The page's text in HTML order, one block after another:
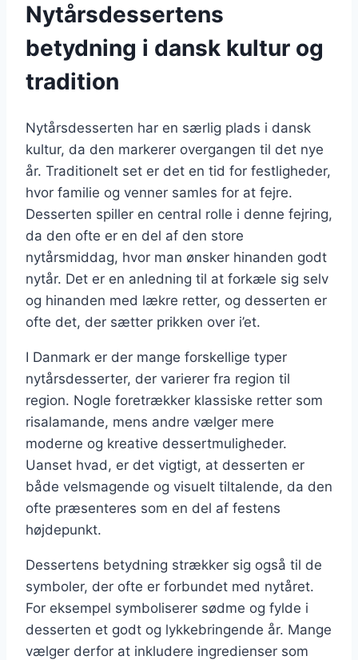
Nytårsdessertens
betydning i dansk kultur og
tradition
Nytårsdesserten har en særlig plads i dansk
kultur, da den markerer overgangen til det nye
år. Traditionelt set er det en tid for festligheder,
hvor familie og venner samles for at fejre.
Desserten spiller en central rolle i denne fejring,
da den ofte er en del af den store
nytårsmiddag, hvor man ønsker hinanden godt
nytår. Det er en anledning til at forkæle sig selv
og hinanden med lækre retter, og desserten er
ofte det, der sætter prikken over i’et.
I Danmark er der mange forskellige typer
nytårsdesserter, der varierer fra region til
region. Nogle foretrækker klassiske retter som
risalamande, mens andre vælger mere
moderne og kreative dessertmuligheder.
Uanset hvad, er det vigtigt, at desserten er
både velsmagende og visuelt tiltalende, da den
ofte præsenteres som en del af festens
højdepunkt.
Dessertens betydning strækker sig også til de
symboler, der ofte er forbundet med nytåret.
For eksempel symboliserer sødme og fylde i
desserten et godt og lykkebringende år. Mange
vælger derfor at inkludere ingredienser som